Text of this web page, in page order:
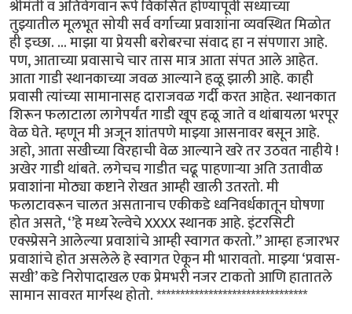
श्रीमंती व अतिवेगवान रूपे विकसित होण्यापूर्वी सध्याच्या
तुझ्यातील मूलभूत सोयी सर्व वर्गाच्या प्रवाशांना व्यवस्थित मिळोत
ही इच्छा. ... माझा या प्रेयसी बरोबरचा संवाद हा न संपणारा आहे.
पण, आताच्या प्रवासाचे चार तास मात्र आता संपत आले आहेत.
आता गाडी स्थानकाच्या जवळ आल्याने हळू झाली आहे. काही
प्रवासी त्यांच्या सामानासह दाराजवळ गर्दी करत आहेत. स्थानकात
शिरून फलाटाला लागेपर्यंत गाडी खूप हळू जाते व थांबायला भरपूर
वेळ घेते. म्हणून मी अजून शांतपणे माझ्या आसनावर बसून आहे.
अहो, आता सखीच्या विरहाची वेळ आल्याने खरे तर उठवत नाहीये !
अखेर गाडी थांबते. लगेचच गाडीत चढू पाहणाऱ्या अति उतावीळ
प्रवाशांना मोठ्या कष्टाने रोखत आम्ही खाली उतरतो. मी
फलाटावरून चालत असतानाच एकीकडे ध्वनिवर्धकातून घोषणा
होत असते, ‘’हे मध्य रेल्वेचे XXXX स्थानक आहे. इंटरसिटी
एक्स्प्रेसने आलेल्या प्रवाशांचे आम्ही स्वागत करतो.’’ आम्हा हजारभर
प्रवाशांचे होत असलेले हे स्वागत ऐकून मी भारावतो. माझ्या ‘प्रवास-
सखी’ कडे निरोपादाखल एक प्रेमभरी नजर टाकतो आणि हातातले
सामान सावरत मार्गस्थ होतो. ********************************